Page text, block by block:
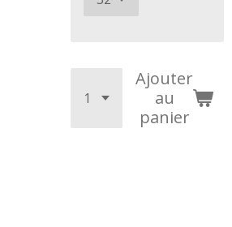
Ajouter
au
panier